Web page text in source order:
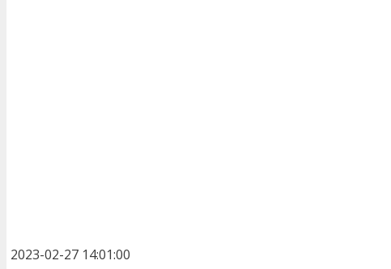
2023-02-27 14:01:00